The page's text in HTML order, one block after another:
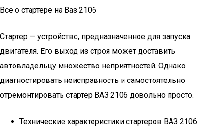
Всё о стартере на Ваз 2106
Стартер — устройство, предназначенное для запуска
двигателя. Его выход из строя может доставить
автовладельцу множество неприятностей. Однако
диагностировать неисправность и самостоятельно
отремонтировать стартер ВАЗ 2106 довольно просто.
Технические характеристики стартеров ВАЗ 2106